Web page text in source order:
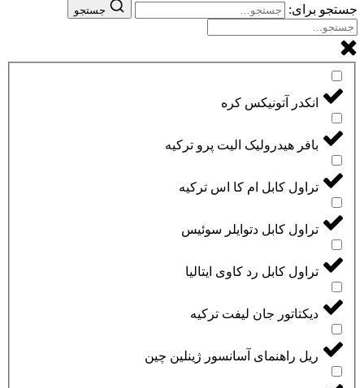
جستجو برای: جستجو
انکدر آتونیکس کره
بافر هیدرولیک الیت پرو ترکیه
تراول کابل ام کا اس ترکیه
تراول کابل دتوایلر سوئیس
تراول کابل رد کاوی ایتالیا
دیکتاتور جان لیفت ترکیه
ریل راهنمای آسانسور ژینلین چین